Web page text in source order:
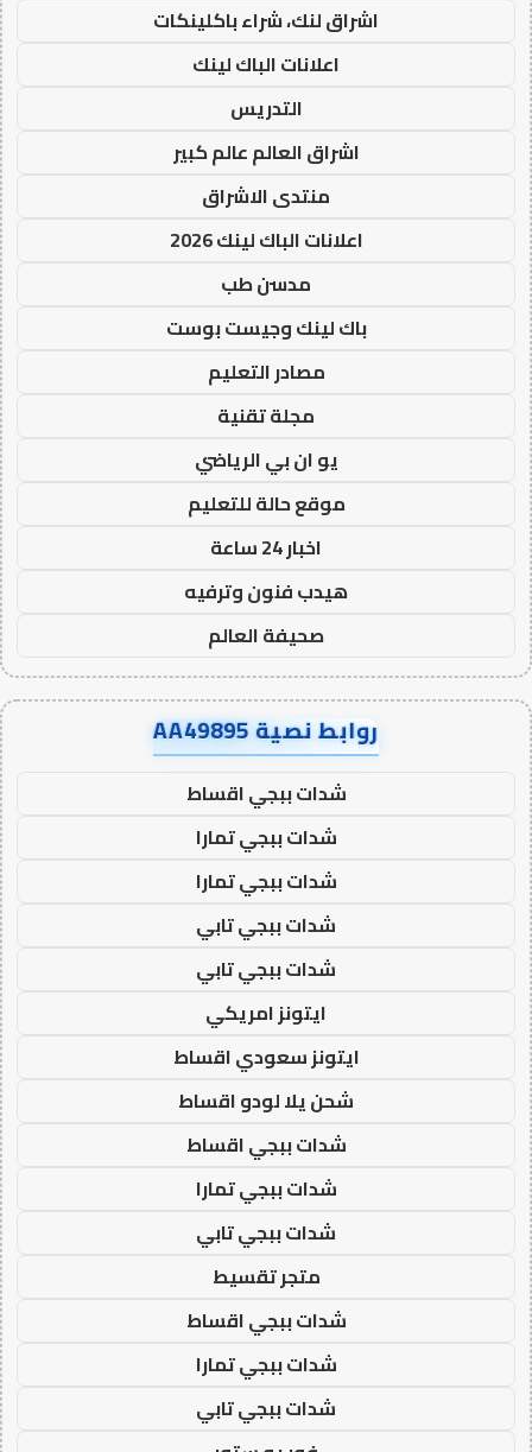
اشراق لنك، شراء باكلينكات
اعلانات الباك لينك
التدريس
اشراق العالم عالم كبير
منتدى الاشراق
اعلانات الباك لينك 2026
مدسن طب
باك لينك وجيست بوست
مصادر التعليم
مجلة تقنية
يو ان بي الرياضي
موقع حالة للتعليم
اخبار 24 ساعة
هيدب فنون وترفيه
صحيفة العالم
روابط نصية AA49895
شدات ببجي اقساط
شدات ببجي تمارا
شدات ببجي تمارا
شدات ببجي تابي
شدات ببجي تابي
ايتونز امريكي
ايتونز سعودي اقساط
شحن يلا لودو اقساط
شدات ببجي اقساط
شدات ببجي تمارا
شدات ببجي تابي
متجر تقسيط
شدات ببجي اقساط
شدات ببجي تمارا
شدات ببجي تابي